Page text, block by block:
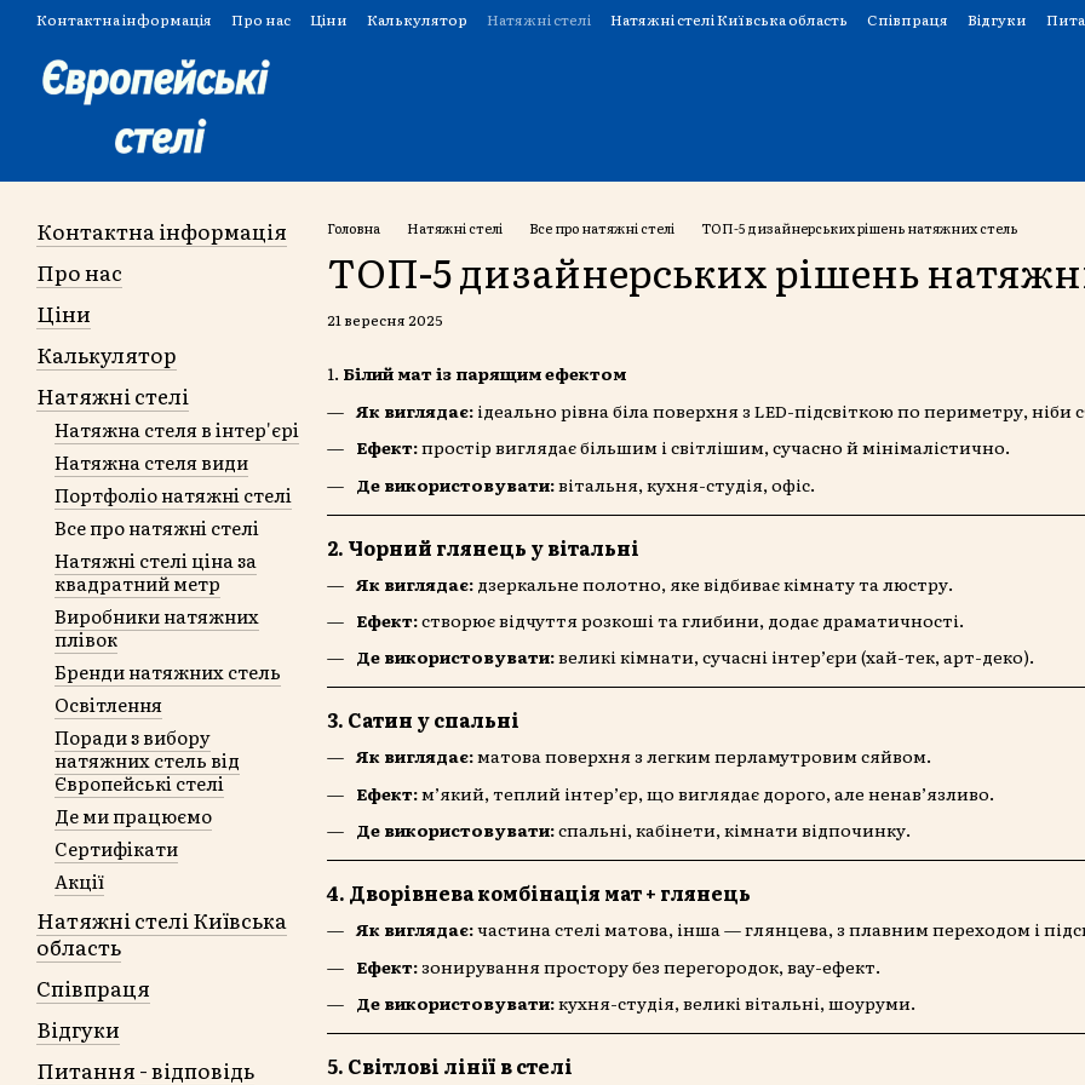
Перейти до основного контенту
Контактна інформація Про нас Ціни Калькулятор Натяжні стелі Натяжні стелі Київська область Співпраця Відгуки
Головна Натяжні стелі Все про натяжні стелі ТОП-5 дизайнерських рішень натяжних стель
ТОП-5 дизайнерських рішень
21 вересня 2025
1. Білий мат із парящим ефектом
Як виглядає: ідеально рівна біла поверхня з LED-підсвіткою по периметру, ніби
Ефект:простір виглядає більшим і світлішим, сучасно й мінімалістично.
Де використовувати:вітальня, кухня-студія, офіс.
2. Чорний глянець у вітальні
Як виглядає: дзеркальне полотно, яке відбиває кімнату та люстру.
Ефект:створює відчуття розкоші та глибини, додає драматичності.
Де використовувати:великі кімнати, сучасні інтер’єри (хай-тек, арт-деко).
3. Сатин у спальні
Як виглядає:матова поверхня з легким перламутровим сяйвом.
Ефект:м’який, теплий інтер’єр, що виглядає дорого, але ненав’язливо.
Де використовувати:спальні, кабінети, кімнати відпочинку.
4. Дворівнева комбінація мат + глянець
Як виглядає:частина стелі матова, інша — глянцева, з плавним переходом і
Ефект:зонирування простору без перегородок, вау-ефект.
Де використовувати:кухня-студія, великі вітальні, шоуруми.
5. Світлові лінії в стелі
Контактна інформація
Про нас
Ціни
Калькулятор
Натяжні стелі
Натяжна стеля в інтер'єрі
Натяжна стеля види
Портфоліо натяжні стелі
Все про натяжні стелі
Натяжні стелі ціна за
квадратний метр
Виробники натяжних
плівок
Бренди натяжних стель
Освітлення
Поради з вибору
натяжних стель від
Європейські стелі
Де ми працюємо
Сертифікати
Акції
Натяжні стелі Київська
область
Співпраця
Відгуки
Питання - відповідь